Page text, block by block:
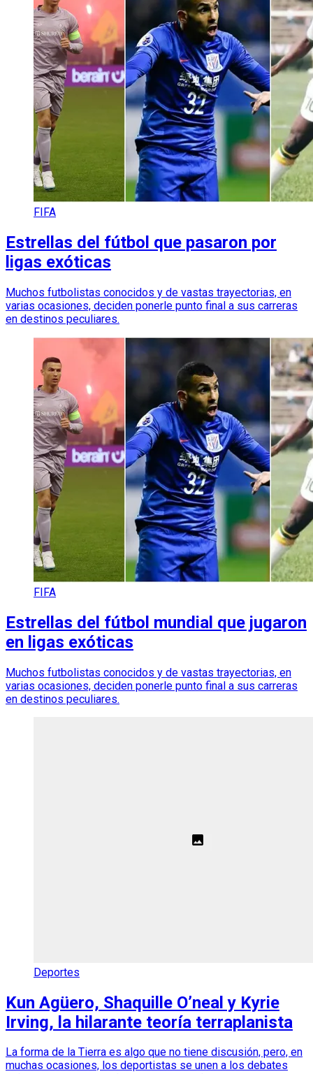
FIFA
Estrellas del fútbol que pasaron por
ligas exóticas
Muchos futbolistas conocidos y de vastas trayectorias, en
varias ocasiones, deciden ponerle punto final a sus carreras
en destinos peculiares.
FIFA
Estrellas del fútbol mundial que jugaron
en ligas exóticas
Muchos futbolistas conocidos y de vastas trayectorias, en
varias ocasiones, deciden ponerle punto final a sus carreras
en destinos peculiares.
Deportes
Kun Agüero, Shaquille O’neal y Kyrie
Irving, la hilarante teoría terraplanista
La forma de la Tierra es algo que no tiene discusión, pero, en
muchas ocasiones, los deportistas se unen a los debates